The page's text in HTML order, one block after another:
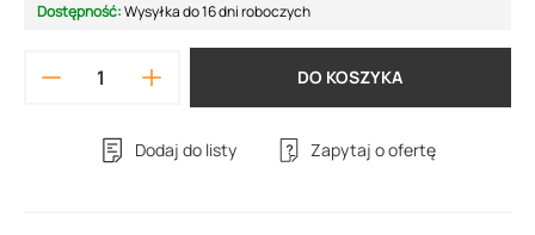
Dostępność:Wysyłka do 16 dni roboczych
DO KOSZYKA
Dodaj do listy Zapytaj o ofertę